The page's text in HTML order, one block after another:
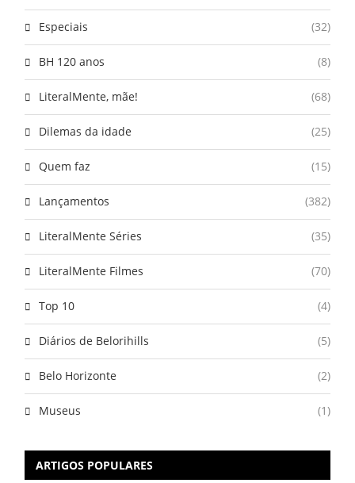
Especiais (32)
BH 120 anos (8)
LiteralMente, mãe! (68)
Dilemas da idade (25)
Quem faz (15)
Lançamentos (382)
LiteralMente Séries (35)
LiteralMente Filmes (70)
Top 10 (4)
Diários de Belorihills (5)
Belo Horizonte (2)
Museus (1)
ARTIGOS POPULARES